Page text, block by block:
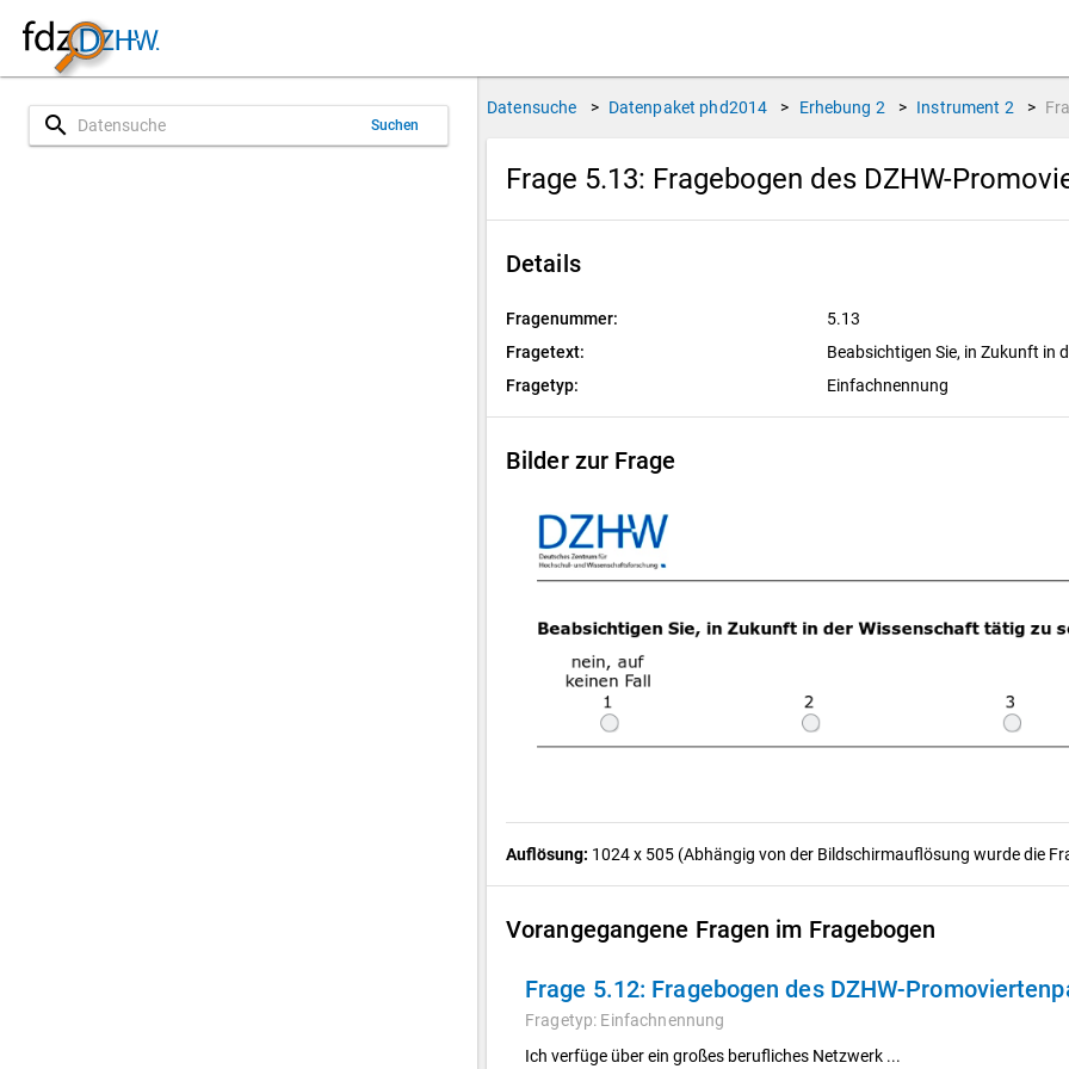
search Suchen
Datensuche > Datenpaket phd2014 > Erhebung 2 > Instrument 2 >
Frage 5.13: Fragebogen des DZHW-
Details
Fragenummer:
5.13
Fragetext:
Beabsichtigen Sie, in Zukunft in
Fragetyp:
Einfachnennung
Bilder zur Frage
Auflösung: 1024 x 505 (Abhängig von der Bildschirmauflösung wurde die
Vorangegangene Fragen im Fragebogen
Frage 5.12: Fragebogen des DZHW-
Fragetyp: Einfachnennung
Ich verfüge über ein großes berufliches Netzwerk ...